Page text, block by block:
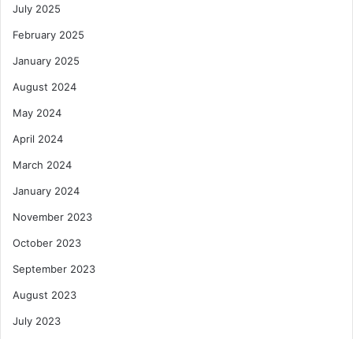
July 2025
February 2025
January 2025
August 2024
May 2024
April 2024
March 2024
January 2024
November 2023
October 2023
September 2023
August 2023
July 2023